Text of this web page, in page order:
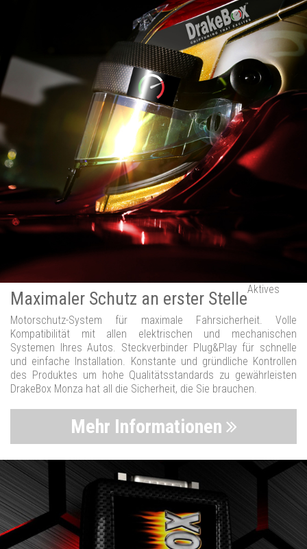
Maximaler Schutz an erster StelleAktives
Motorschutz-System für maximale Fahrsicherheit. Volle
Kompatibilität mit allen elektrischen und mechanischen
Systemen Ihres Autos. Steckverbinder Plug&Play für schnelle
und einfache Installation. Konstante und gründliche Kontrollen
des Produktes um hohe Qualitätsstandards zu gewährleisten
DrakeBox Monza hat all die Sicherheit, die Sie brauchen.
Mehr Informationen